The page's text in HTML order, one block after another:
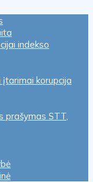
indekso
korupcija
prašymas STT,